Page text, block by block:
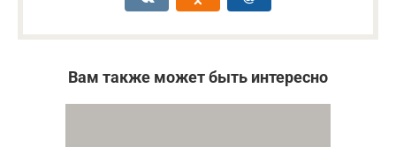
Вам также может быть интересно